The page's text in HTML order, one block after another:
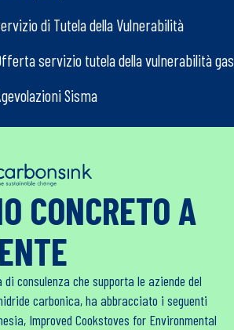
di Tutela della Vulnerabilità
servizio tutela della vulnerabilità gas
Sisma
CONCRETO A
consulenza che supporta le aziende del
carbonica, ha abbracciato i seguenti
Improved Cookstoves for Environmental